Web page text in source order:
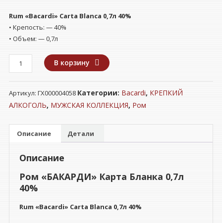
Rum «Bacardi» Carta Blanca 0,7л 40%
• Крепость: — 40%
• Объем: — 0,7л
Количество
товара
Ром
"БАКАРДИ"
Карта
0,7л
40%
В корзину
Артикул: ГХ000004058 Категории: Bacardi, КРЕПКИЙ
АЛКОГОЛЬ, МУЖСКАЯ КОЛЛЕКЦИЯ, Ром
Описание Детали
Описание
Ром «БАКАРДИ» Карта Бланка 0,7л
40%
Rum «Bacardi» Carta Blanca 0,7л 40%